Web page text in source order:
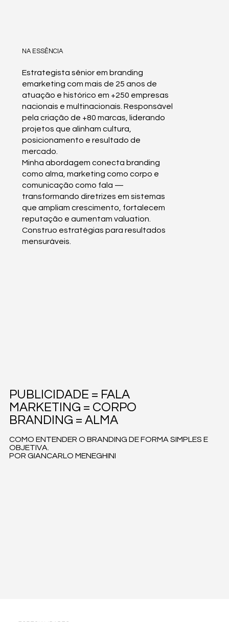
Estrategista sênior em branding
emarketing com mais de 25 anos de
atuação e histórico em +250 empresas
nacionais e multinacionais. Responsável
pela criação de +80 marcas, liderando
projetos que alinham cultura,
posicionamento e resultado de
mercado.
Minha abordagem conecta branding
como alma, marketing como corpo e
comunicação como fala —
transformando diretrizes em sistemas
que ampliam crescimento, fortalecem
reputação e aumentam valuation.
Construo estratégias para resultados
mensuráveis.
NA ESSÊNCIA
PUBLICIDADE = FALA
MARKETING = CORPO
BRANDING = ALMA
COMO ENTENDER O BRANDING DE FORMA SIMPLES E
OBJETIVA.
POR GIANCARLO MENEGHINI